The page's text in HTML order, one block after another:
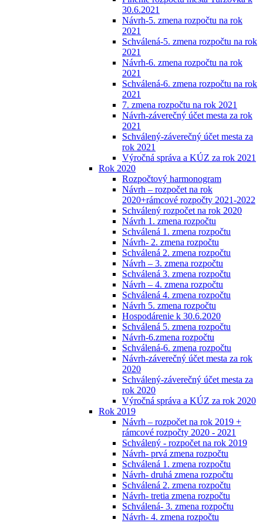
30.6.2021
Návrh-5. zmena rozpočtu na rok
2021
Schválená-5. zmena rozpočtu na rok
2021
Návrh-6. zmena rozpočtu na rok
2021
Schválená-6. zmena rozpočtu na rok
2021
7. zmena rozpočtu na rok 2021
Návrh-záverečný účet mesta za rok
2021
Schválený-záverečný účet mesta za
rok 2021
Výročná správa a KÚZ za rok 2021
Rok 2020
Rozpočtový harmonogram
Návrh – rozpočet na rok
2020+rámcové rozpočty 2021-2022
Schválený rozpočet na rok 2020
Návrh 1. zmena rozpočtu
Schválená 1. zmena rozpočtu
Návrh- 2. zmena rozpočtu
Schválená 2. zmena rozpočtu
Návrh – 3. zmena rozpočtu
Schválená 3. zmena rozpočtu
Návrh – 4. zmena rozpočtu
Schválená 4. zmena rozpočtu
Návrh 5. zmena rozpočtu
Hospodárenie k 30.6.2020
Schválená 5. zmena rozpočtu
Návrh-6.zmena rozpočtu
Schválená-6. zmena rozpočtu
Návrh-záverečný účet mesta za rok
2020
Schválený-záverečný účet mesta za
rok 2020
Výročná správa a KÚZ za rok 2020
Rok 2019
Návrh – rozpočet na rok 2019 +
rámcové rozpočty 2020 - 2021
Schválený - rozpočet na rok 2019
Návrh- prvá zmena rozpočtu
Schválená 1. zmena rozpočtu
Návrh- druhá zmena rozpočtu
Schválená 2. zmena rozpočtu
Návrh- tretia zmena rozpočtu
Schválená- 3. zmena rozpočtu
Návrh- 4. zmena rozpočtu